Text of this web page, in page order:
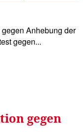
gegen Anhebung der
gegen...
gegen